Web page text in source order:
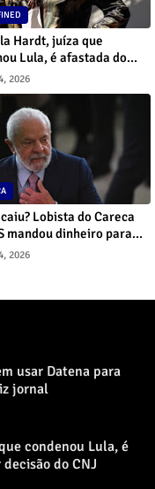
Hardt, juíza que
Lula, é afastada do
decisão do CNJ
2026
Lobista do Careca
mandou dinheiro para
de Lula
2026
usar Datena para
jornal
condenou Lula, é
do CNJ